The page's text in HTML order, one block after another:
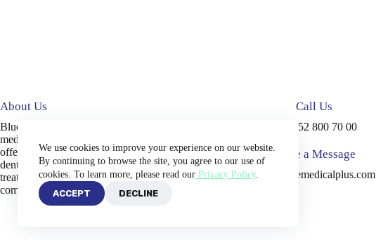
We use cookies to improve your experience on our website.
By continuing to browse the site, you agree to our use of
cookies. To learn more, please read our Privacy Policy.
ACCEPT
DECLINE
About Us
Blue Medical Plus is an accredited
medical tourism company in Turkey,
offering high-quality services, including
dental implants and Hollywood smile
treatments, ensuring a safe and
comfortable experience.
Call Us
+90 552 800 70 00
Write a Message
info@bluemedicalplus.com